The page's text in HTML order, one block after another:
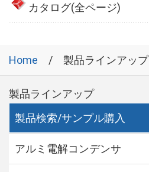
カタログ(全ページ)
Home 製品ラインアップ
製品ラインアップ
製品検索/サンプル購入
アルミ電解コンデンサ